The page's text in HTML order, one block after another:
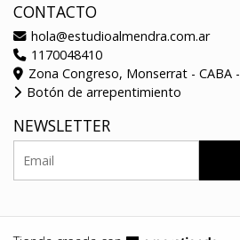
CONTACTO
hola@estudioalmendra.com.ar
1170048410
Zona Congreso, Monserrat - CABA -
Botón de arrepentimiento
NEWSLETTER